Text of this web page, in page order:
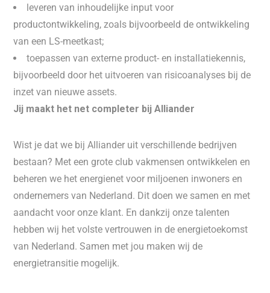
leveren van inhoudelijke input voor
productontwikkeling, zoals bijvoorbeeld de ontwikkeling
van een LS-meetkast;
toepassen van externe product- en installatiekennis,
bijvoorbeeld door het uitvoeren van risicoanalyses bij de
inzet van nieuwe assets.
Jij maakt het net completer bij Alliander
Wist je dat we bij Alliander uit verschillende bedrijven
bestaan? Met een grote club vakmensen ontwikkelen en
beheren we het energienet voor miljoenen inwoners en
ondernemers van Nederland. Dit doen we samen en met
aandacht voor onze klant. En dankzij onze talenten
hebben wij het volste vertrouwen in de energietoekomst
van Nederland. Samen met jou maken wij de
energietransitie mogelijk.